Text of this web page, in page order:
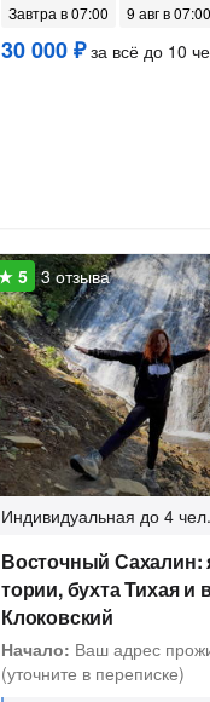
Завтра в 07:00 9 авг в 07:00
30 000 ₽за всё до 10
3 отзыва
Индивидуальная до 4 чел.
Восточный Сахалин:
тории, бухта Тихая и
Клоковский
Начало: Ваш адрес
(уточните в переписке)